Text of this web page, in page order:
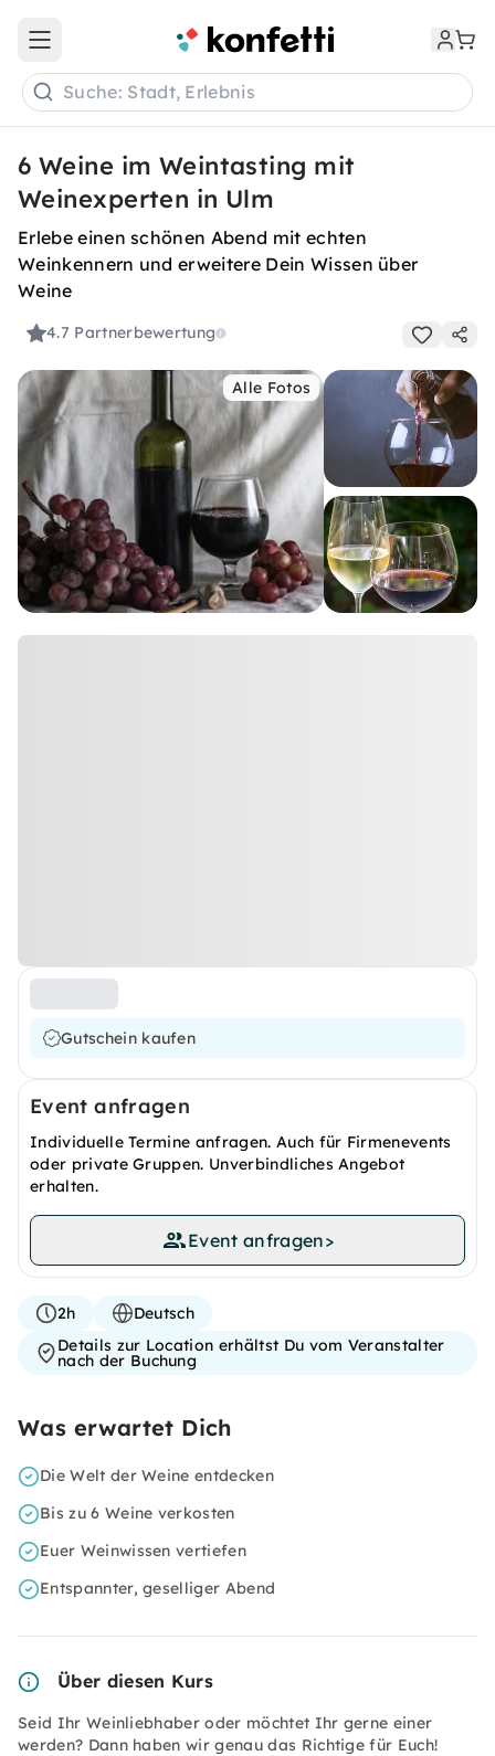
Open main menu
Suche: Stadt, Erlebnis
6 Weine im Weintasting mit
Weinexperten in Ulm
Erlebe einen schönen Abend mit echten
Weinkennern und erweitere Dein Wissen über
Weine
4.7 Partnerbewertung
Alle Fotos
Gutschein kaufen
Event anfragen
Individuelle Termine anfragen. Auch für Firmenevents
oder private Gruppen. Unverbindliches Angebot
erhalten.
Event anfragen>
2h
Deutsch
Details zur Location erhältst Du vom Veranstalter
nach der Buchung
Was erwartet Dich
Die Welt der Weine entdecken
Bis zu 6 Weine verkosten
Euer Weinwissen vertiefen
Entspannter, geselliger Abend
Über diesen Kurs
Seid Ihr Weinliebhaber oder möchtet Ihr gerne einer
werden? Dann haben wir genau das Richtige für Euch!